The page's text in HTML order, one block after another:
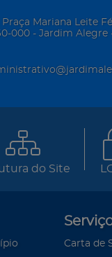
Praça Mariana Leite
000 - Jardim Alegre
do Site
Carta de